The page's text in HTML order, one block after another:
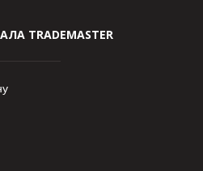
TRADEMASTER